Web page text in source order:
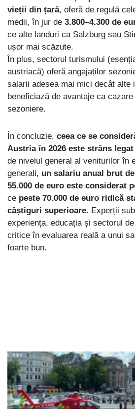
vieții din țară, oferă de regulă
medii, în jur de 3.800–4.300 de
ce alte landuri ca Salzburg sau
ușor mai scăzute.
În plus, sectorul turismului
austriacă) oferă angajaților
salarii adesea mai mici decât alte
beneficiază de avantaje ca
sezoniere.
În concluzie, ceea ce se
Austria în 2026 este strâns
de nivelul general al veniturilor în
generali, un salariu anual brut
55.000 de euro este considerat
ce peste 70.000 de euro ridică
câștiguri superioare. Experții
experiența, educația și sectorul
critice în evaluarea reală a unui
foarte bun.